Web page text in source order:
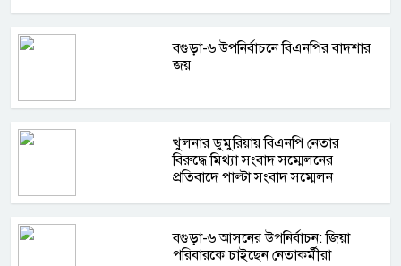
বগুড়া-৬ উপনির্বাচনে বিএনপির বাদশার
জয়
খুলনার ডুমুরিয়ায় বিএনপি নেতার
বিরুদ্ধে মিথ্যা সংবাদ সম্মেলনের
প্রতিবাদে পাল্টা সংবাদ সম্মেলন
বগুড়া-৬ আসনের উপনির্বাচন: জিয়া
পরিবারকে চাইছেন নেতাকর্মীরা